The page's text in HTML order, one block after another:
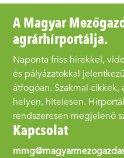
A Magyar
agrárhírportálja.
Naponta friss hírekkel,
és pályázatokkal
átfogóan. Szakmai
helyen, hitelesen.
rendszeresen megjelenő
Kapcsolat